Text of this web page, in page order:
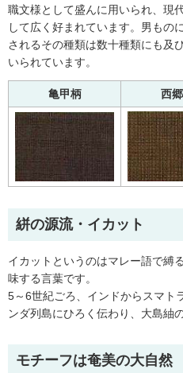
職文様として盛んに用いられ、現
して広く好まれています。男もの
されるその種類は数十種類にも及
いられています。
亀甲柄 西
絣の源流・イカット
イカットというのはマレー語で縛
味する言葉です。
5～6世紀ごろ、インドからスマト
ンダ列島にひろく伝わり、大島紬
モチーフは奄美の大自然